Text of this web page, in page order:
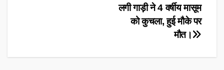
लगी गाड़ी ने 4 वर्षीय मासूम
को कुचला, हुई मौके पर
मौत।